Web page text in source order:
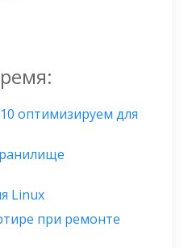
оптимизируем для
Linux
при ремонте